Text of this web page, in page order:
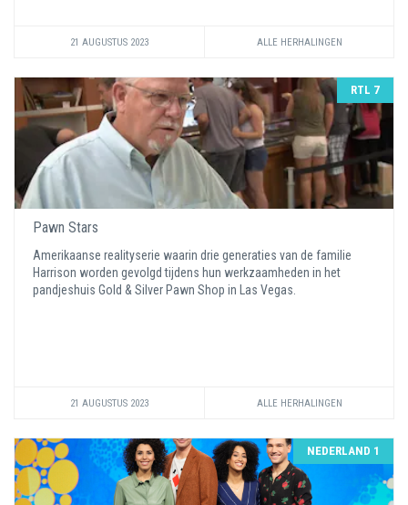
21 AUGUSTUS 2023 ALLE HERHALINGEN
RTL 7
Pawn Stars
Amerikaanse realityserie waarin drie generaties van de familie
Harrison worden gevolgd tijdens hun werkzaamheden in het
pandjeshuis Gold & Silver Pawn Shop in Las Vegas.
21 AUGUSTUS 2023 ALLE HERHALINGEN
NEDERLAND 1